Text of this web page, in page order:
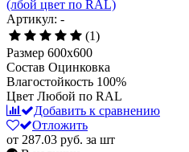
(лбой цвет по RAL)
Артикул: -
(1)
Размер 600x600
Состав Оцинковка
Влагостойкость 100%
Цвет Любой по RAL
Добавить к сравнению
Отложить
от 287.03 руб. за шт